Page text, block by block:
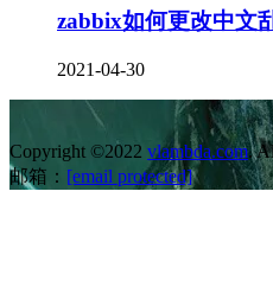
zabbix如何更改中文
2021-04-30
Copyright ©2022 vlambda.com.
邮箱： [email protected]